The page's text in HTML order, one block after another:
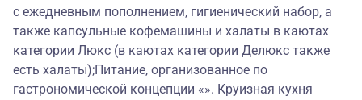
с ежедневным пополнением, гигиенический набор, а
также капсульные кофемашины и халаты в каютах
категории Люкс (в каютах категории Делюкс также
есть халаты);Питание, организованное по
гастрономической концепции «». Круизная кухня